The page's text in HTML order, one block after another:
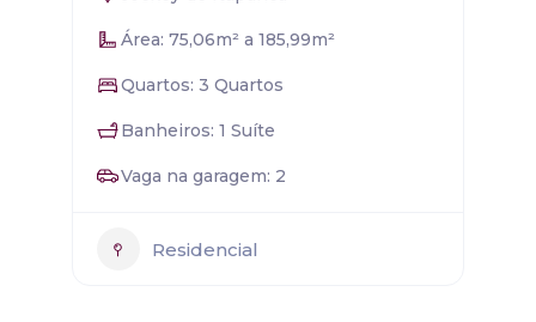
Área: 75,06m² a 185,99m²
Quartos: 3 Quartos
Banheiros: 1 Suíte
Vaga na garagem: 2
Residencial